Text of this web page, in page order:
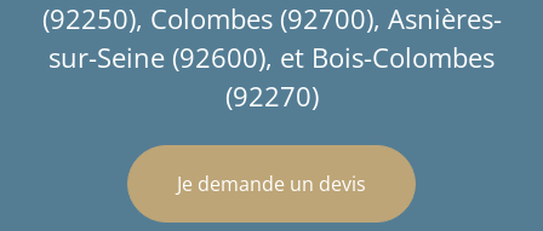
(92250), Colombes (92700), Asnières-
sur-Seine (92600), et Bois-Colombes
(92270)
Je demande un devis